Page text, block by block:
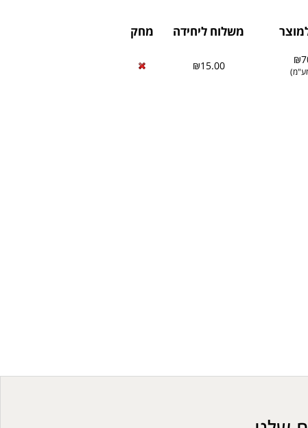
משלוח ליחידה מחק
)
₪15.00